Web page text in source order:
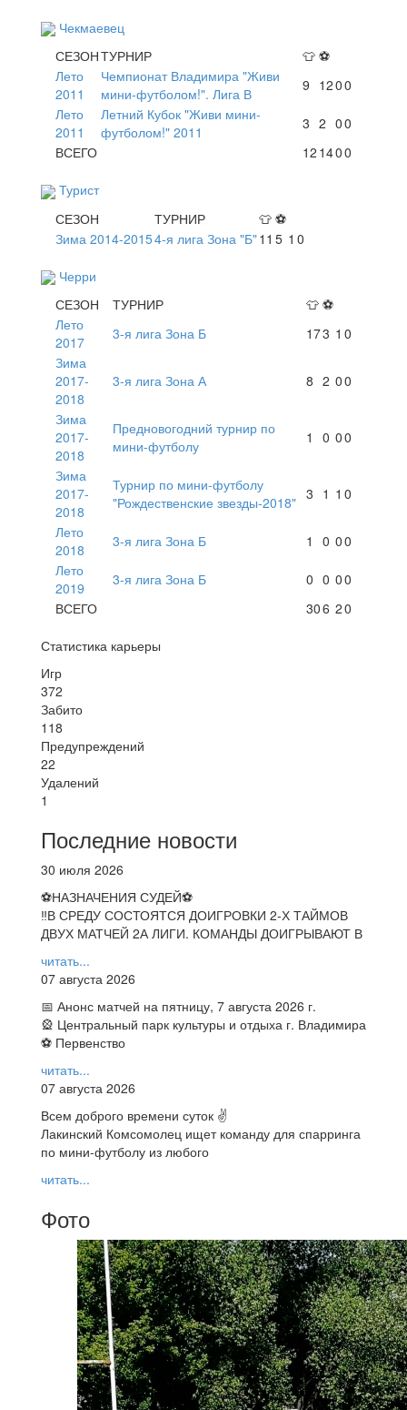
Чекмаевец
СЕЗОНТУРНИР 👕 ⚽
Лето
2011
Чемпионат Владимира "Живи
мини-футболом!". Лига В
9 1200
Лето
2011
Летний Кубок "Живи мини-
футболом!" 2011
3 2 00
ВСЕГО
12 1400
Турист
СЕЗОН
ТУРНИР 👕 ⚽
Зима 2014-20154-я лига Зона "Б"11 5 1 0
Черри
СЕЗОН
ТУРНИР 👕 ⚽
Лето
2017
3-я лига Зона Б 173 1 0
Зима
2017-
2018
3-я лига Зона А 8 2 00
Зима
2017-
2018
Предновогодний турнир по
мини-футболу
1 0 00
Зима
2017-
2018
Турнир по мини-футболу
"Рождественские звезды-2018" 3 1 1 0
Лето
2018
3-я лига Зона Б 1 0 00
Лето
2019
3-я лига Зона Б 0 0 00
ВСЕГО
306 20
Статистика карьеры
Игр
372
Забито
118
Предупреждений
22
Удалений
1
Последние новости
30 июля 2026
⚽НАЗНАЧЕНИЯ СУДЕЙ⚽
‼В СРЕДУ СОСТОЯТСЯ ДОИГРОВКИ 2-Х ТАЙМОВ
ДВУХ МАТЧЕЙ 2А ЛИГИ. КОМАНДЫ ДОИГРЫВАЮТ В
читать...
07 августа 2026
📅 Анонс матчей на пятницу, 7 августа 2026 г.
🎡 Центральный парк культуры и отдыха г. Владимира
⚽ Первенство
читать...
07 августа 2026
Всем доброго времени суток ✌
Лакинский Комсомолец ищет команду для спарринга
по мини-футболу из любого
читать...
Фото